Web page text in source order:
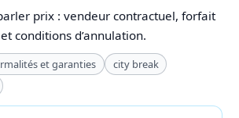
prix : vendeur contractuel, forfait
conditions d’annulation.
et garanties
city break